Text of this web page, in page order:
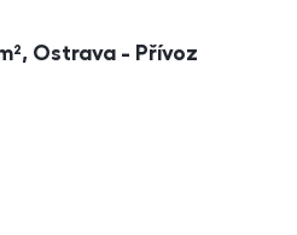
Ostrava - Přívoz